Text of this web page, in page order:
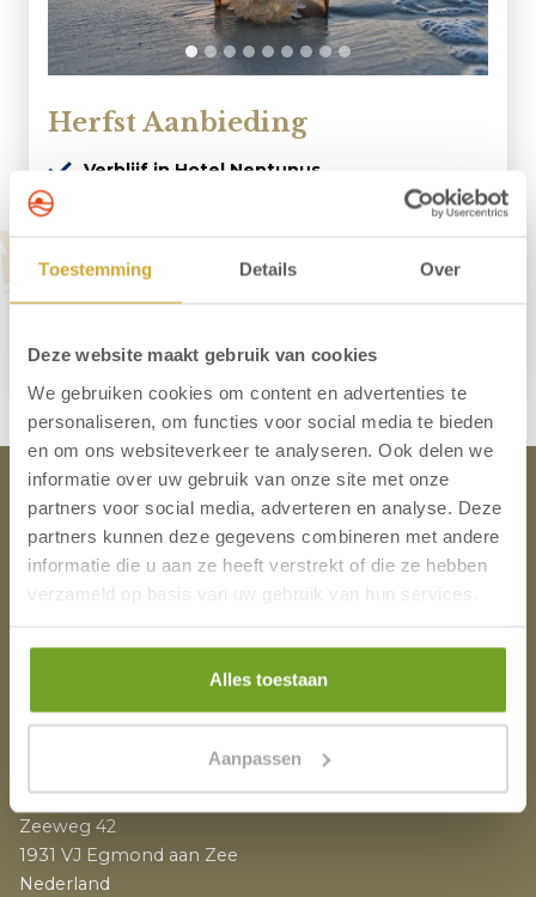
Toestemming Details Over
Deze website maakt gebruik van cookies
We gebruiken cookies om content en advertenties te
personaliseren, om functies voor social media te bieden
en om ons websiteverkeer te analyseren. Ook delen we
informatie over uw gebruik van onze site met onze
partners voor social media, adverteren en analyse. Deze
partners kunnen deze gegevens combineren met andere
informatie die u aan ze heeft verstrekt of die ze hebben
verzameld op basis van uw gebruik van hun services.
Alles toestaan
Aanpassen
Herfst Aanbieding
Verblijf in Hotel Neptunus
57,00 p.p.
Meer informatie Nu Boeken
Hotel Neptunus
Contact
Zeeweg 42
1931 VJ Egmond aan Zee
Nederland